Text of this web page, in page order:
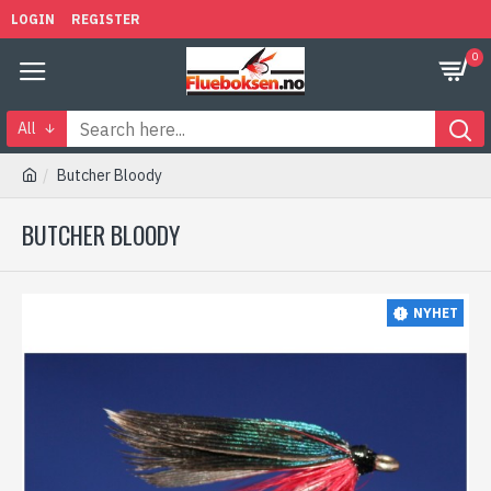
LOGIN REGISTER
0
All
Butcher Bloody
BUTCHER BLOODY
NYHET